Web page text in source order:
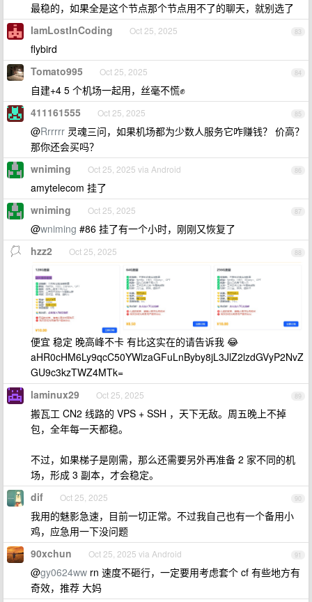
最稳的，如果全是这个节点那个节点用不了的聊天，就别选了
83
IamLostInCoding Oct 25, 2025
flybird
84
Tomato995 Oct 25, 2025
自建+4 5 个机场一起用，丝毫不慌✊
85
411161555 Oct 25, 2025
@Rrrrrr 灵魂三问，如果机场都为少数人服务它咋赚钱？ 价高？
那你还会买吗？
86
wniming Oct 25, 2025 via Android
amytelecom 挂了
87
wniming Oct 25, 2025
@wniming #86 挂了有一个小时，刚刚又恢复了
88
hzz2 Oct 25, 2025
便宜 稳定 晚高峰不卡 有比这实在的请告诉我 😂
aHR0cHM6Ly9qcC50YWlzaGFuLnByby8jL3JlZ2lzdGVyP2NvZ
GU9c3kzTWZ4MTk=
89
laminux29 Oct 25, 2025
搬瓦工 CN2 线路的 VPS + SSH ，天下无敌。周五晚上不掉
包，全年每一天都稳。
不过，如果梯子是刚需，那么还需要另外再准备 2 家不同的机
场，形成 3 副本，才会稳定。
90
dif Oct 25, 2025
我用的魅影急速，目前一切正常。不过我自己也有一个备用小
鸡，应急用一下没问题
91
90xchun Oct 25, 2025 via Android
@gy0624ww rn 速度不砸行，一定要用考虑套个 cf 有些地方有
奇效，推荐 大妈